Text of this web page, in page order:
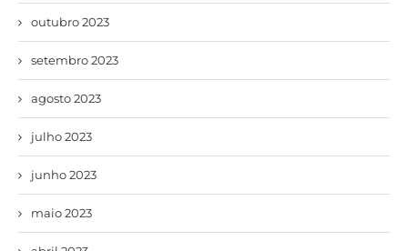
outubro 2023
setembro 2023
agosto 2023
julho 2023
junho 2023
maio 2023